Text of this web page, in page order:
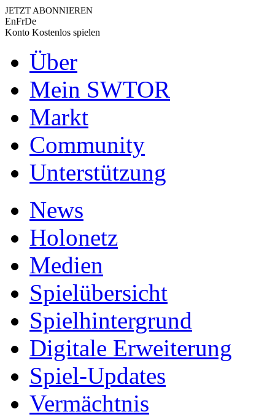
JETZT ABONNIEREN
EnFrDe
Konto Kostenlos spielen
Über
Mein SWTOR
Markt
Community
Unterstützung
News
Holonetz
Medien
Spielübersicht
Spielhintergrund
Digitale Erweiterung
Spiel-Updates
Vermächtnis